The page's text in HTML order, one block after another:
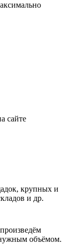
сайте
крупных и
и др.
объёмом.